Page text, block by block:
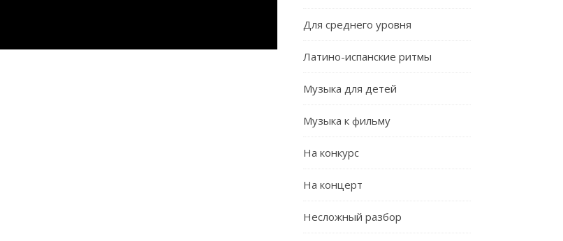
Для среднего уровня
Латино-испанские ритмы
Музыка для детей
Музыка к фильму
На конкурс
На концерт
Несложный разбор